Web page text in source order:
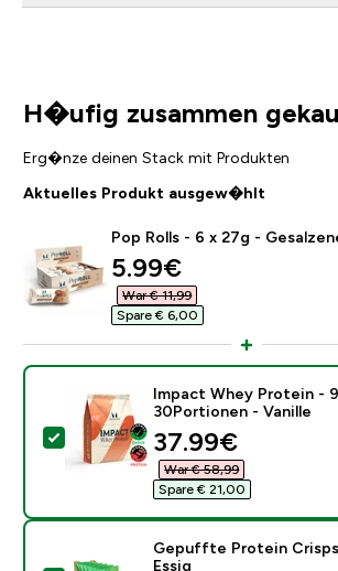
H�ufig zusammen
Erg�nze deinen Stack mit Produkten
Aktuelles Produkt ausgew�hlt
Pop Rolls - 6 x 27g -
discounted price
5.99€‎
War € 11,99‎
Spare € 6,00‎
Dieses Produkt ausw�hlen -
Impact Whey Protein -
30Portionen - Vanille
discounted
37.99€‎
War € 58,99‎
Spare € 21,00‎
Gepuffte Protein
Essig